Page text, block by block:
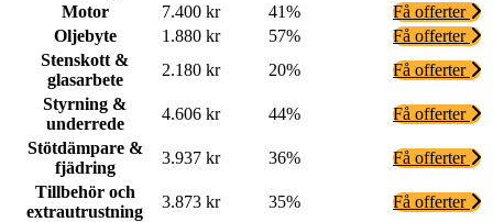
Motor
7.400 kr 41%
Få offerter
Oljebyte
1.880 kr 57%
Få offerter
Stenskott &
glasarbete
2.180 kr 20%
Få offerter
Styrning &
underrede
4.606 kr 44%
Få offerter
Stötdämpare &
fjädring
3.937 kr 36%
Få offerter
Tillbehör och
extrautrustning
3.873 kr 35%
Få offerter